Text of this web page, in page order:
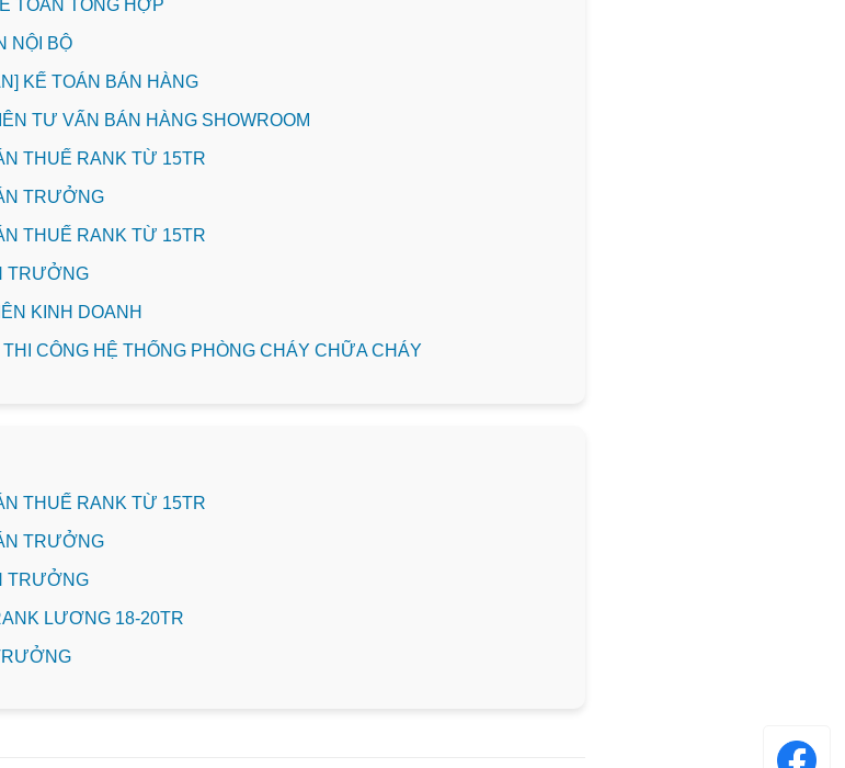
TOÁN TỔNG HỢP
NỘI BỘ
KẾ TOÁN BÁN HÀNG
TƯ VẤN BÁN HÀNG SHOWROOM
THUẾ RANK TỪ 15TR
TRƯỞNG
THUẾ RANK TỪ 15TR
TRƯỞNG
KINH DOANH
CÔNG HỆ THỐNG PHÒNG CHÁY CHỮA CHÁY
THUẾ RANK TỪ 15TR
TRƯỞNG
TRƯỞNG
LƯƠNG 18-20TR